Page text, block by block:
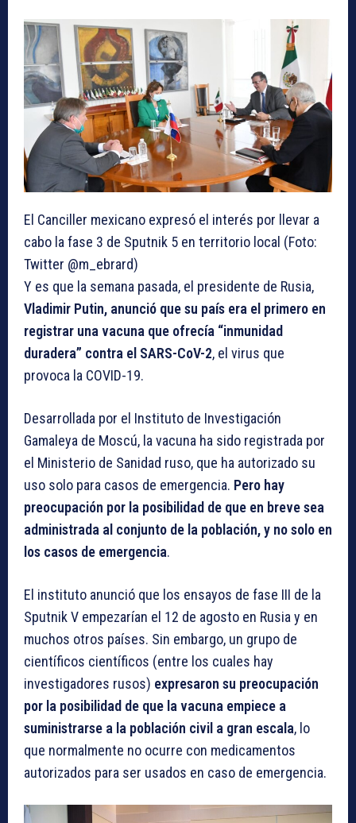
El Canciller mexicano expresó el interés por llevar a
cabo la fase 3 de Sputnik 5 en territorio local (Foto:
Twitter @m_ebrard)
Y es que la semana pasada, el presidente de Rusia,
Vladimir Putin, anunció que su país era el primero en
registrar una vacuna que ofrecía “inmunidad
duradera” contra el SARS-CoV-2, el virus que
provoca la COVID-19.
Desarrollada por el Instituto de Investigación
Gamaleya de Moscú, la vacuna ha sido registrada por
el Ministerio de Sanidad ruso, que ha autorizado su
uso solo para casos de emergencia. Pero hay
preocupación por la posibilidad de que en breve sea
administrada al conjunto de la población, y no solo en
los casos de emergencia.
El instituto anunció que los ensayos de fase III de la
Sputnik V empezarían el 12 de agosto en Rusia y en
muchos otros países. Sin embargo, un grupo de
científicos científicos (entre los cuales hay
investigadores rusos) expresaron su preocupación
por la posibilidad de que la vacuna empiece a
suministrarse a la población civil a gran escala, lo
que normalmente no ocurre con medicamentos
autorizados para ser usados en caso de emergencia.